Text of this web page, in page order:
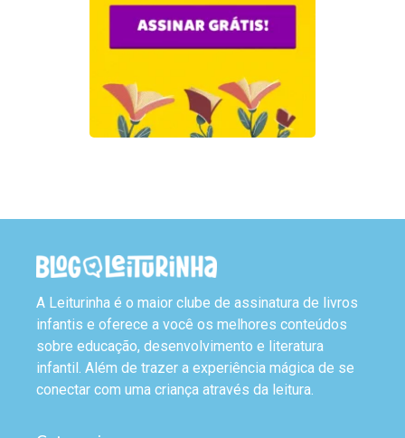
A Leiturinha é o maior clube de assinatura de livros
infantis e oferece a você os melhores conteúdos
sobre educação, desenvolvimento e literatura
infantil. Além de trazer a experiência mágica de se
conectar com uma criança através da leitura.